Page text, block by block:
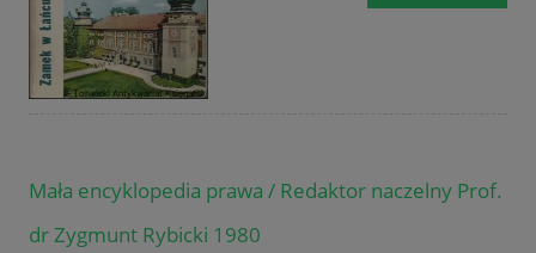
Mała encyklopedia prawa / Redaktor naczelny Prof.
dr Zygmunt Rybicki 1980